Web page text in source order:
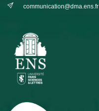
communication@dma.ens.fr